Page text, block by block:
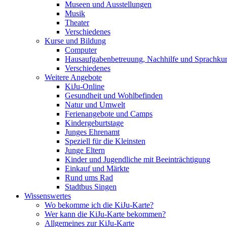
Museen und Ausstellungen
Musik
Theater
Verschiedenes
Kurse und Bildung
Computer
Hausaufgabenbetreuung, Nachhilfe und
Verschiedenes
Weitere Angebote
KiJu-Online
Gesundheit und Wohlbefinden
Natur und Umwelt
Ferienangebote und Camps
Kindergeburtstage
Junges Ehrenamt
Speziell für die Kleinsten
Junge Eltern
Kinder und Jugendliche mit Beeinträchtigung
Einkauf und Märkte
Rund ums Rad
Stadtbus Singen
Wissenswertes
Wo bekomme ich die KiJu-Karte?
Wer kann die KiJu-Karte bekommen?
Allgemeines zur KiJu-Karte